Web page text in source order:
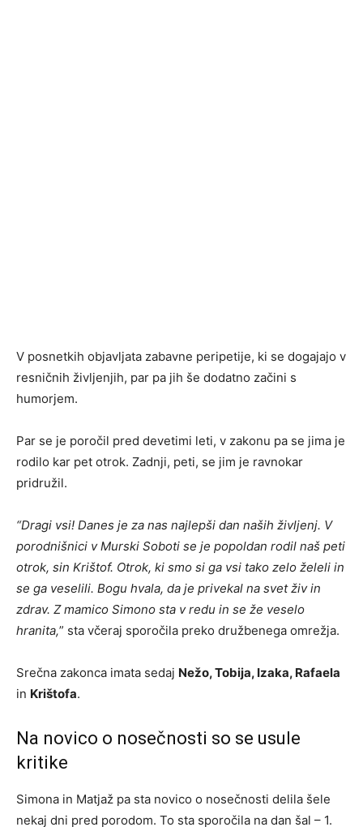
V posnetkih objavljata zabavne peripetije, ki se dogajajo v
resničnih življenjih, par pa jih še dodatno začini s
humorjem.
Par se je poročil pred devetimi leti, v zakonu pa se jima je
rodilo kar pet otrok. Zadnji, peti, se jim je ravnokar
pridružil.
“Dragi vsi! Danes je za nas najlepši dan naših življenj. V
porodnišnici v Murski Soboti se je popoldan rodil naš peti
otrok, sin Krištof. Otrok, ki smo si ga vsi tako zelo želeli in
se ga veselili. Bogu hvala, da je privekal na svet živ in
zdrav. Z mamico Simono sta v redu in se že veselo
hranita,” sta včeraj sporočila preko družbenega omrežja.
Srečna zakonca imata sedaj Nežo, Tobija, Izaka, Rafaela
in Krištofa.
Na novico o nosečnosti so se usule
kritike
Simona in Matjaž pa sta novico o nosečnosti delila šele
nekaj dni pred porodom. To sta sporočila na dan šal – 1.